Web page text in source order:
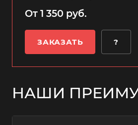
От 1 350 руб.
ЗАКАЗАТЬ ?
НАШИ